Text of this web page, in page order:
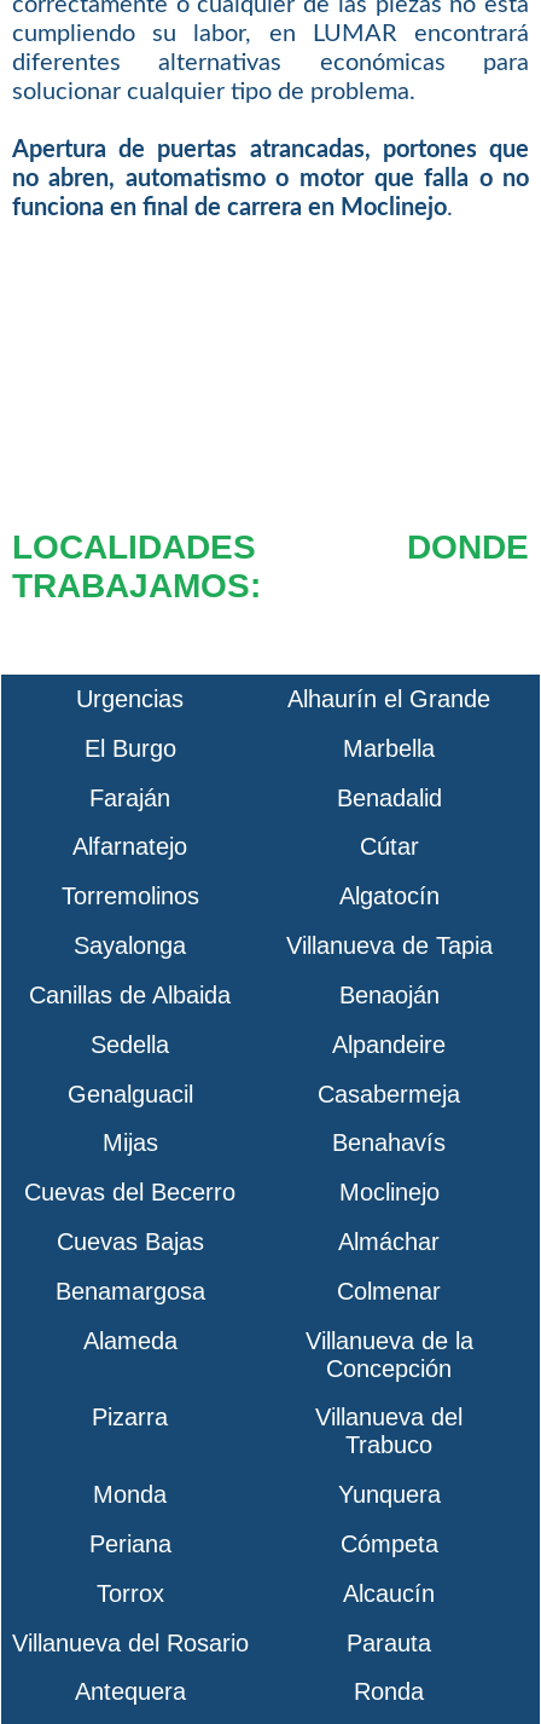
correctamente o cualquier de las piezas no está
cumpliendo su labor, en LUMAR encontrará
diferentes alternativas económicas para
solucionar cualquier tipo de problema.
Apertura de puertas atrancadas, portones que
no abren, automatismo o motor que falla o no
funciona en final de carrera en Moclinejo.
LOCALIDADES DONDE
TRABAJAMOS:
Urgencias
Alhaurín el Grande
El Burgo
Marbella
Faraján
Benadalid
Alfarnatejo
Cútar
Torremolinos
Algatocín
Sayalonga
Villanueva de Tapia
Canillas de Albaida
Benaoján
Sedella
Alpandeire
Genalguacil
Casabermeja
Mijas
Benahavís
Cuevas del Becerro
Moclinejo
Cuevas Bajas
Almáchar
Benamargosa
Colmenar
Alameda
Villanueva de la
Concepción
Pizarra
Villanueva del
Trabuco
Monda
Yunquera
Periana
Cómpeta
Torrox
Alcaucín
Villanueva del Rosario
Parauta
Antequera
Ronda